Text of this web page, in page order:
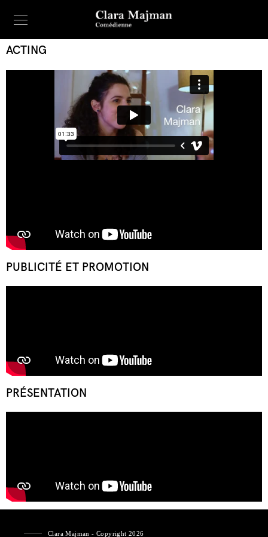
ACTING
PUBLICITÉ ET PROMOTION
PRÉSENTATION
Clara Majman - Copyright 2026